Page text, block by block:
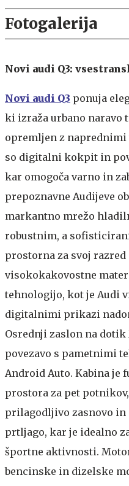
Fotogalerija
Novi audi Q3:
Novi audi Q3 ponuja
ki izraža urbano naravo
opremljen z
so digitalni kokpit in
kar omogoča varno in
prepoznavne Audijeve
markantno mrežo
robustnim, a
prostorna za svoj
visokokakovostne
tehnologijo, kot je Audi
digitalnimi prikazi
Osrednji zaslon na
povezavo s pametnimi
Android Auto. Kabina je
prostora za pet
prilagodljivo zasnovo in
prtljago, kar je idealno
športne aktivnosti.
bencinske in dizelske